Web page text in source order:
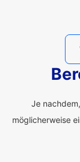
Je
möglicherweise